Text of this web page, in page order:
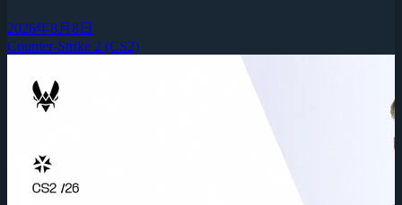
2026年8月8日
Counter-Strike 2 (CS2)